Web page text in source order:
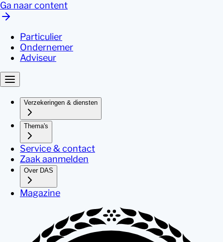
Ga naar content
Particulier
Ondernemer
Adviseur
Verzekeringen & diensten
Thema's
Service & contact
Zaak aanmelden
Over DAS
Magazine